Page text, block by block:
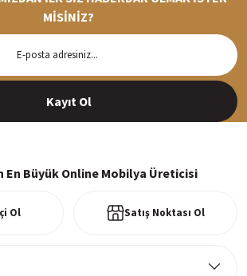
hazırlanarak kargoya verilir
MİSİNİZ?
Kayıt Ol
En Büyük Online Mobilya Üreticisi
Ol Satış Noktası Ol